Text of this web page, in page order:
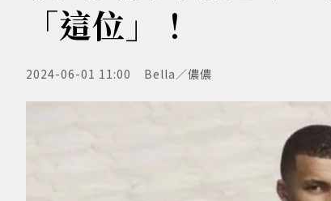
「這位」！
2024-06-01 11:00 Bella／儂儂